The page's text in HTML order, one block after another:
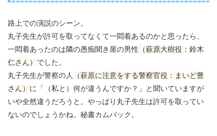
路上での演説のシーン。
丸子先生が許可を取ってなくて一悶着あるのかと思ったら、
一悶着あったのは隣の愚痴聞き屋の男性（萩原大樹役：鈴木
仁さん）でした。
丸子先生が警察の人（萩原に注意をする警察官役：まいど豊
さん）に「（私と）何が違うんですか？」と聞いていますが
いや全然違うだろうと。やっぱり丸子先生は許可を取ってい
ないのでしょうかね。秘書カムバック。